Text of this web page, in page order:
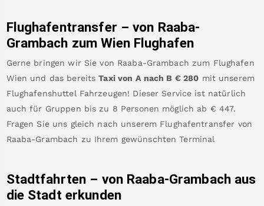
Flughafentransfer – von Raaba-
Grambach zum Wien Flughafen
Gerne bringen wir Sie von Raaba-Grambach zum Flughafen
Wien und das bereits Taxi von A nach B € 280 mit unserem
Flughafenshuttel Fahrzeugen! Dieser Service ist natürlich
auch für Gruppen bis zu 8 Personen möglich ab € 447.
Fragen Sie uns gleich nach unserem Flughafentransfer von
Raaba-Grambach zu Ihrem gewünschten Terminal
Stadtfahrten – von Raaba-Grambach aus
die Stadt erkunden